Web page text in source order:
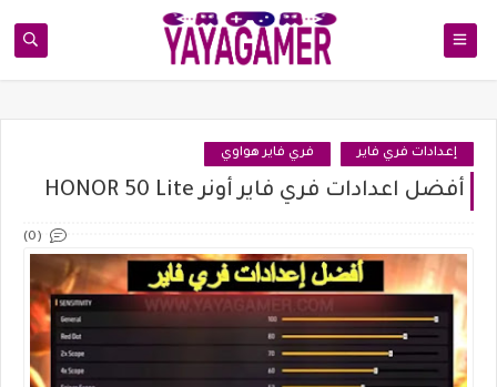
إعدادات فري فاير فري فاير هواوي
أفضل اعدادات فري فاير أونر HONOR 50 Lite
(0)